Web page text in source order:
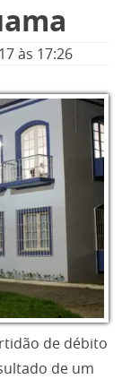
às 17:26
de débito
de um